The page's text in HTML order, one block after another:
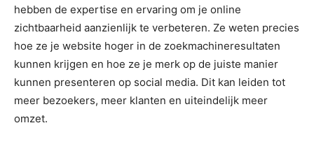
hebben de expertise en ervaring om je online
zichtbaarheid aanzienlijk te verbeteren. Ze weten precies
hoe ze je website hoger in de zoekmachineresultaten
kunnen krijgen en hoe ze je merk op de juiste manier
kunnen presenteren op social media. Dit kan leiden tot
meer bezoekers, meer klanten en uiteindelijk meer
omzet.